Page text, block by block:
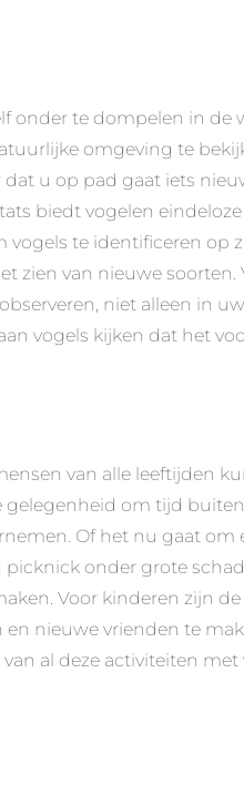
onder te dompelen in de
omgeving te
dat u op pad gaat iets
biedt vogelen
te identificeren op
zien van nieuwe soorten.
niet alleen in
vogels kijken dat het
van alle leeftijden
om tijd
Of het nu gaat
onder grote
Voor kinderen zijn
nieuwe vrienden te
al deze activiteiten